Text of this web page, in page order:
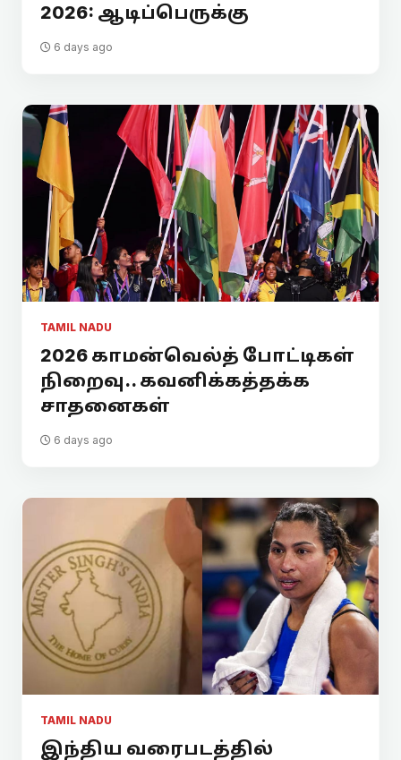
2026: ஆடிப்பெருக்கு
6 days ago
TAMIL NADU
2026 காமன்வெல்த் போட்டிகள்
நிறைவு.. கவனிக்கத்தக்க
சாதனைகள்
6 days ago
TAMIL NADU
இந்திய வரைபடத்தில்